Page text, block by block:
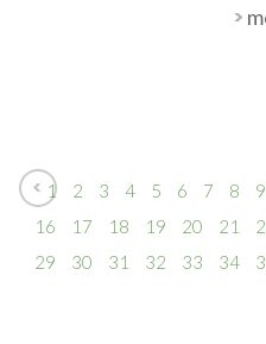
1 2 3 4 5 6 7 8 9
16
17 18 19 20 21
29
30 31 32 33 34